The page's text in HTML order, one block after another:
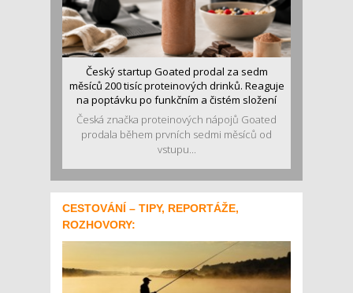
Český startup Goated prodal za sedm
měsíců 200 tisíc proteinových drinků. Reaguje
na poptávku po funkčním a čistém složení
Česká značka proteinových nápojů Goated
prodala během prvních sedmi měsíců od
vstupu...
CESTOVÁNÍ – TIPY, REPORTÁŽE,
ROZHOVORY: